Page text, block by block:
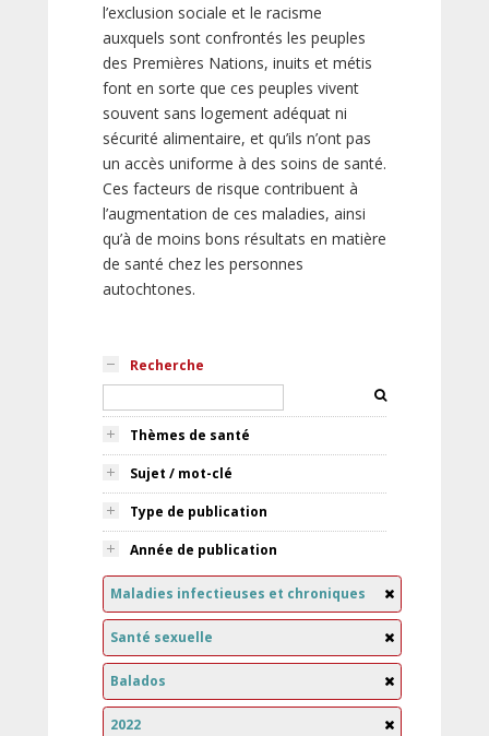
l’exclusion sociale et le racisme
auxquels sont confrontés les peuples
des Premières Nations, inuits et métis
font en sorte que ces peuples vivent
souvent sans logement adéquat ni
sécurité alimentaire, et qu’ils n’ont pas
un accès uniforme à des soins de santé.
Ces facteurs de risque contribuent à
l’augmentation de ces maladies, ainsi
qu’à de moins bons résultats en matière
de santé chez les personnes
autochtones.
Recherche
Thèmes de santé
Sujet / mot-clé
Type de publication
Année de publication
Maladies infectieuses et chroniques
Santé sexuelle
Balados
2022